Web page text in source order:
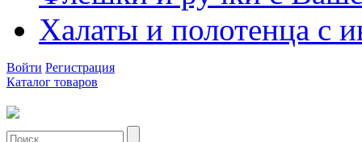
Халаты и полотенца с
Войти Регистрация
Каталог товаров